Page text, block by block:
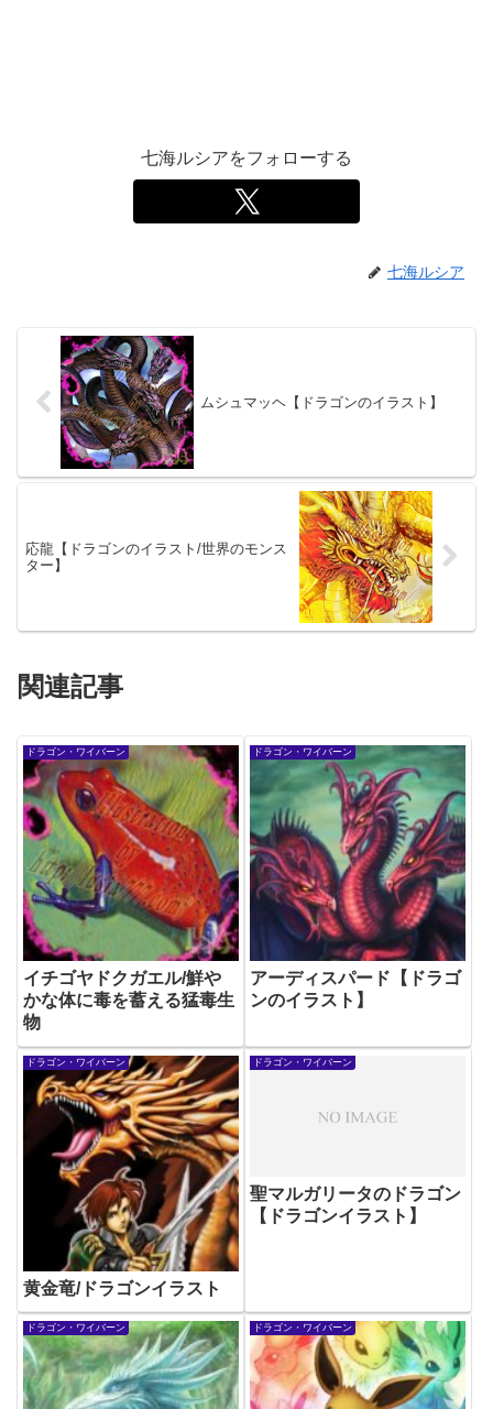
七海ルシアをフォローする
七海ルシア
ムシュマッヘ【ドラゴンのイラスト】
応龍【ドラゴンのイラスト/世界のモンス
ター】
関連記事
ドラゴン・ワイバーン
イチゴヤドクガエル/鮮や
かな体に毒を蓄える猛毒生
物
ドラゴン・ワイバーン
アーディスパード【ドラゴ
ンのイラスト】
ドラゴン・ワイバーン
黄金竜/ドラゴンイラスト
ドラゴン・ワイバーン
聖マルガリータのドラゴン
【ドラゴンイラスト】
ドラゴン・ワイバーン ドラゴン・ワイバーン